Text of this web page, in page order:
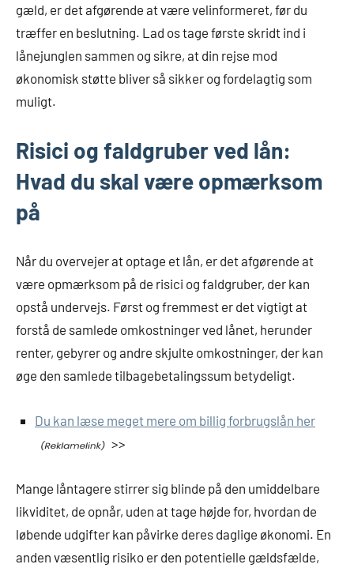
gæld, er det afgørende at være velinformeret, før du
træffer en beslutning. Lad os tage første skridt ind i
lånejunglen sammen og sikre, at din rejse mod
økonomisk støtte bliver så sikker og fordelagtig som
muligt.
Risici og faldgruber ved lån:
Hvad du skal være opmærksom
på
Når du overvejer at optage et lån, er det afgørende at
være opmærksom på de risici og faldgruber, der kan
opstå undervejs. Først og fremmest er det vigtigt at
forstå de samlede omkostninger ved lånet, herunder
renter, gebyrer og andre skjulte omkostninger, der kan
øge den samlede tilbagebetalingssum betydeligt.
Du kan læse meget mere om billig forbrugslån her
>>
Mange låntagere stirrer sig blinde på den umiddelbare
likviditet, de opnår, uden at tage højde for, hvordan de
løbende udgifter kan påvirke deres daglige økonomi. En
anden væsentlig risiko er den potentielle gældsfælde,